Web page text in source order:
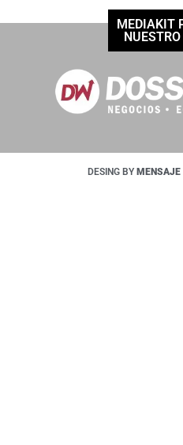
MEDIAKIT
DESING BY